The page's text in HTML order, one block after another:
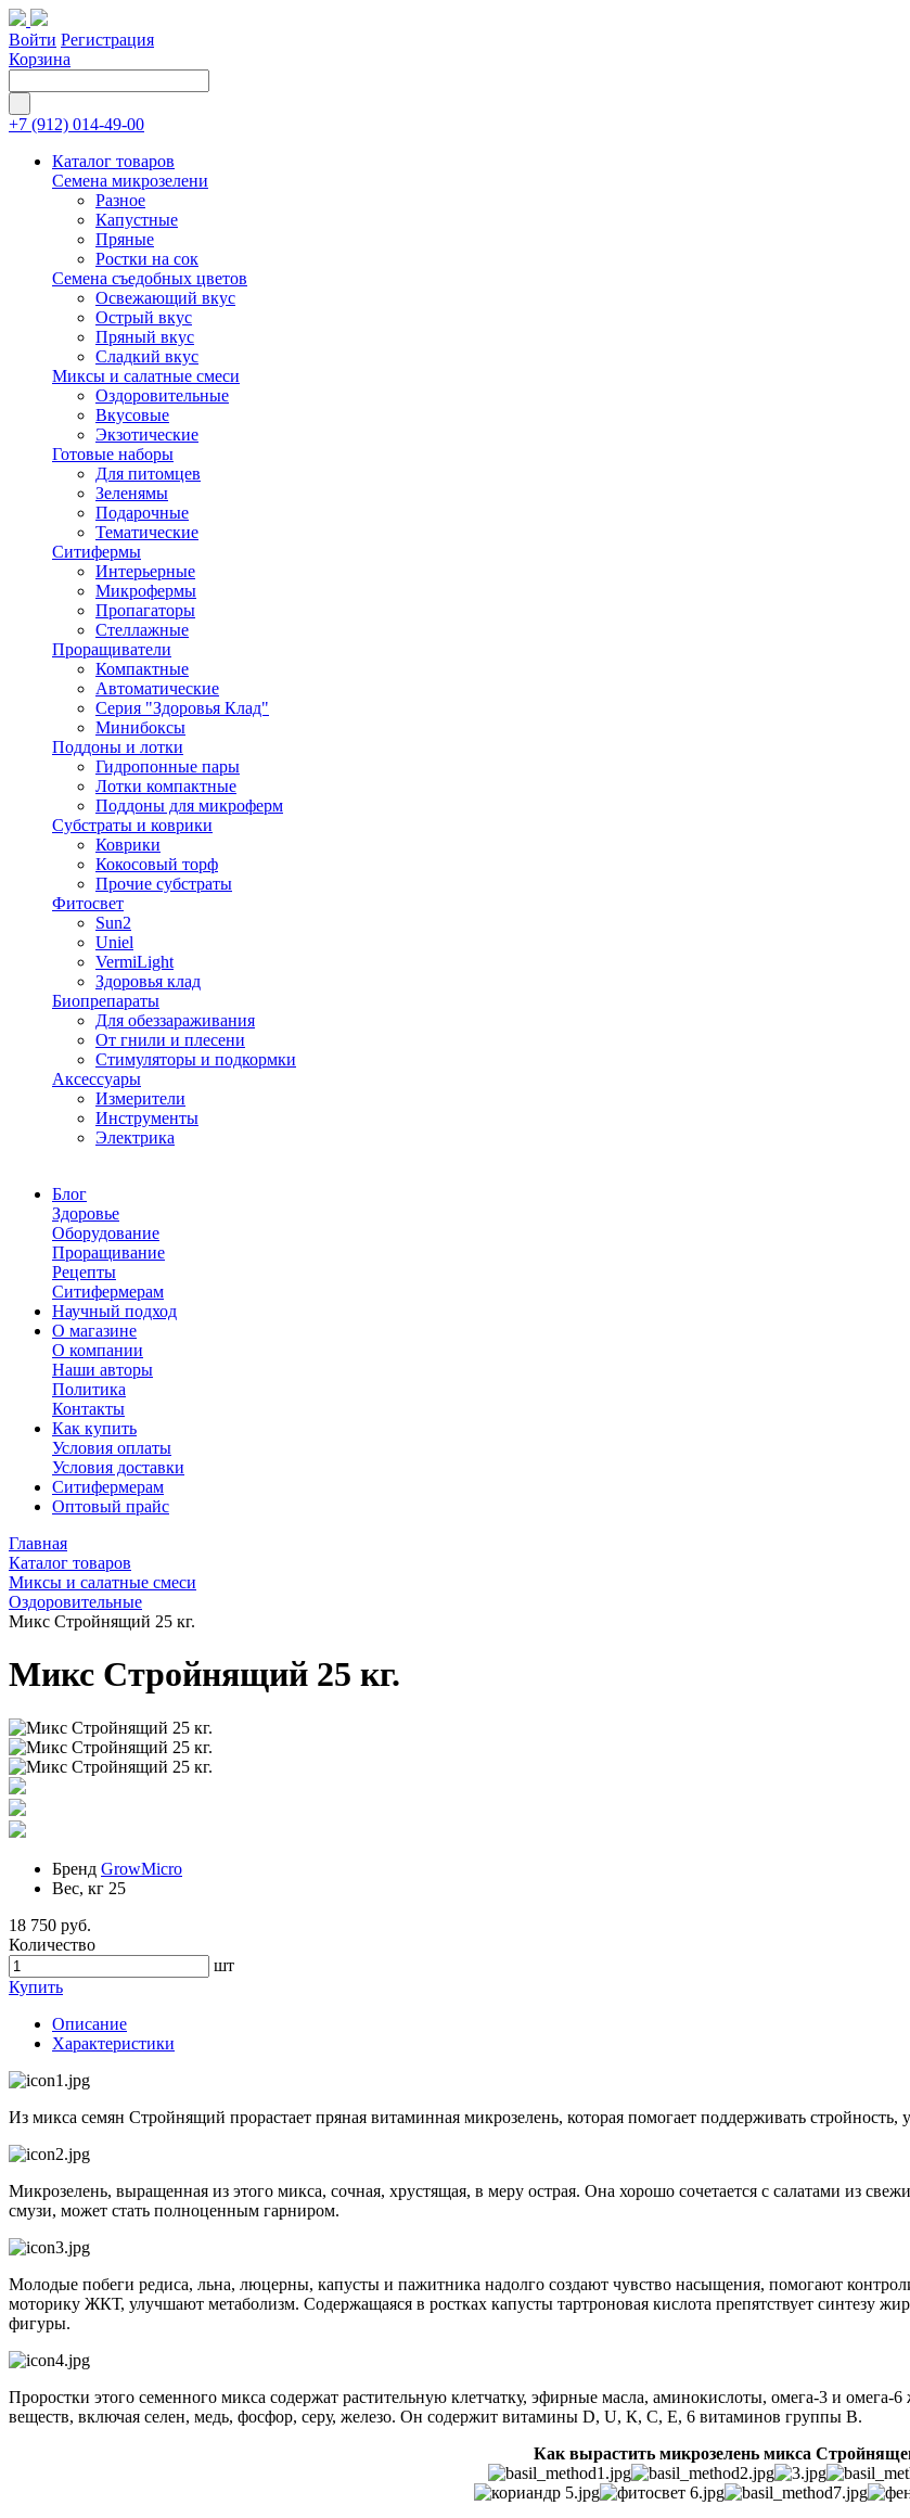
Войти Регистрация
Корзина
+7 (912) 014-49-00
Каталог товаров
Семена микрозелени
Разное
Капустные
Пряные
Ростки на сок
Семена съедобных цветов
Освежающий вкус
Острый вкус
Пряный вкус
Сладкий вкус
Миксы и салатные смеси
Оздоровительные
Вкусовые
Экзотические
Готовые наборы
Для питомцев
Зеленямы
Подарочные
Тематические
Ситифермы
Интерьерные
Микрофермы
Пропагаторы
Стеллажные
Проращиватели
Компактные
Автоматические
Серия "Здоровья Клад"
Минибоксы
Поддоны и лотки
Гидропонные пары
Лотки компактные
Поддоны для микроферм
Субстраты и коврики
Коврики
Кокосовый торф
Прочие субстраты
Фитосвет
Sun2
Uniel
VermiLight
Здоровья клад
Биопрепараты
Для обеззараживания
От гнили и плесени
Стимуляторы и подкормки
Аксессуары
Измерители
Инструменты
Электрика
Блог
Здоровье
Оборудование
Проращивание
Рецепты
Ситифермерам
Научный подход
О магазине
О компании
Наши авторы
Политика
Контакты
Как купить
Условия оплаты
Условия доставки
Ситифермерам
Оптовый прайс
Главная
Каталог товаров
Миксы и салатные смеси
Оздоровительные
Микс Стройнящий 25 кг.
Микс Стройнящий 25 кг.
Бренд GrowMicro
Вес, кг 25
18 750 руб.
Количество
шт
Купить
Описание
Характеристики
Из микса семян Стройнящий прорастает пряная витаминная микрозелень, которая помогает поддерживать
Микрозелень, выращенная из этого микса, сочная, хрустящая, в меру острая. Она хорошо сочетается с салатами из
смузи, может стать полноценным гарниром.
Молодые побеги редиса, льна, люцерны, капусты и пажитника надолго создают чувство насыщения, помогают
моторику ЖКТ, улучшают метаболизм. Содержащаяся в ростках капусты тартроновая кислота препятствует синтезу
фигуры.
Проростки этого семенного микса содержат растительную клетчатку, эфирные масла, аминокислоты, омега-3 и
веществ, включая селен, медь, фосфор, серу, железо. Он содержит витамины D, U, К, С, Е, 6 витаминов группы В.
Как вырастить микрозелень микса